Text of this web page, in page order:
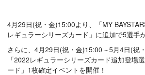
4月29日(祝・金)15:00より、「MY
レギュラーシリーズカード」に追加で5選手
さらに、4月29日(祝・金)15:00～5月4日(祝
「2022レギュラーシリーズカード追加登
ード」1枚確定イベントを開催！